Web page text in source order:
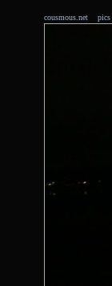
cousmous.net pics